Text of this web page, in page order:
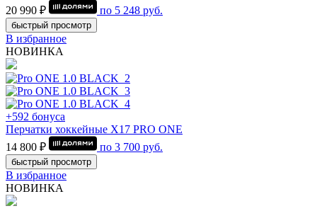
20 990 ₽
по 5 248 руб.
быстрый просмотр
В избранное
НОВИНКА
+592 бонуса
Перчатки хоккейные Х17 PRO ONE
14 800 ₽
по 3 700 руб.
быстрый просмотр
В избранное
НОВИНКА